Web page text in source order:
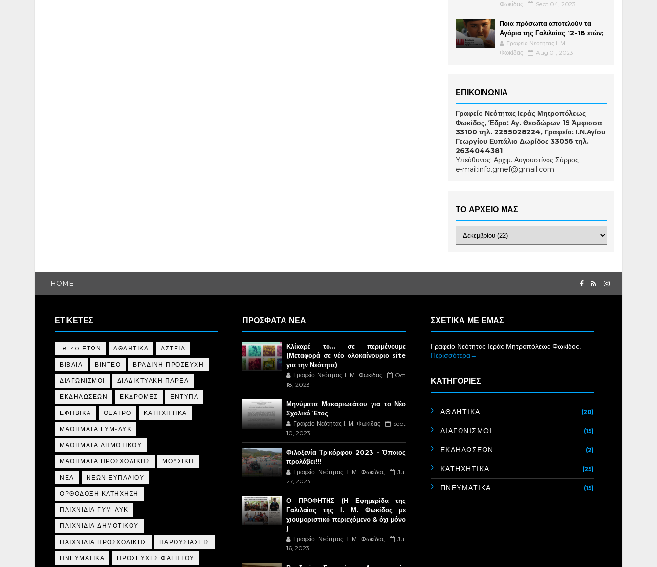
Φωκίδας
Sept 04, 2023
Ποια πρόσωπα αποτελούν τα
Αγόρια της Γαλιλαίας 12-18 ετών;
Γραφείο Νεότητας Ι. Μ.
Φωκίδας
Aug 01, 2023
ΕΠΙΚΟΙΝΩΝΙΑ
Γραφείο Νεότητας Ιεράς Μητροπόλεως
Φωκίδος, Έδρα: Αγ. Θεοδώρων 19 Άμφισσα
33100 τηλ. 2265028224, Γραφείο: Ι.Ν.Αγίου
Γεωργίου Ευπάλιο Δωρίδος 33056 τηλ.
2634044381
Υπεύθυνος: Αρχιμ. Αυγουστίνος Σύρρος
e-mail:info.grnef@gmail.com
ΤΟ ΑΡΧΕΙΟ ΜΑΣ
HOME
ΕΤΙΚΕΤΕΣ
18-40 ΕΤΩΝ ΑΘΛΗΤΙΚΑ ΑΣΤΕΙΑ
ΒΙΒΛΙΑ ΒΙΝΤΕΟ ΒΡΑΔΙΝΗ ΠΡΟΣΕΥΧΗ
ΔΙΑΓΩΝΙΣΜΟΙ ΔΙΑΔΙΚΤΥΑΚΗ ΠΑΡΕΑ
ΕΚΔΗΛΩΣΕΩΝ ΕΚΔΡΟΜΕΣ ΕΝΤΥΠΑ
ΕΦΗΒΙΚΑ ΘΕΑΤΡΟ ΚΑΤΗΧΗΤΙΚΑ
ΜΑΘΗΜΑΤΑ ΓΥΜ-ΛΥΚ
ΜΑΘΗΜΑΤΑ ΔΗΜΟΤΙΚΟΥ
ΜΑΘΗΜΑΤΑ ΠΡΟΣΧΟΛΙΚΗΣ ΜΟΥΣΙΚΗ
ΝΕΑ ΝΕΩΝ ΕΥΠΑΛΙΟΥ
ΟΡΘΟΔΟΞΗ ΚΑΤΗΧΗΣΗ
ΠΑΙΧΝΙΔΙΑ ΓΥΜ-ΛΥΚ
ΠΑΙΧΝΙΔΙΑ ΔΗΜΟΤΙΚΟΥ
ΠΑΙΧΝΙΔΙΑ ΠΡΟΣΧΟΛΙΚΗΣ ΠΑΡΟΥΣΙΑΣΕΙΣ
ΠΝΕΥΜΑΤΙΚΑ ΠΡΟΣΕΥΧΕΣ ΦΑΓΗΤΟΥ
ΠΡΟΣΦΑΤΑ ΝΕΑ
Κλίκαρέ το… σε περιμένουμε
(Μεταφορά σε νέο ολοκαίνουριο site
για την Νεότητα)
Γραφείο Νεότητας Ι. Μ. Φωκίδας
Oct
18, 2023
Μηνύματα Μακαριωτάτου για το Νέο
Σχολικό Έτος
Γραφείο Νεότητας Ι. Μ. Φωκίδας
Sept
10, 2023
Φιλοξενία Τρικόρφου 2023 - Όποιος
προλάβει!!!
Γραφείο Νεότητας Ι. Μ. Φωκίδας
Jul
27, 2023
Ο ΠΡΟΦΗΤΗΣ (Η Εφημερίδα της
Γαλιλαίας της Ι. Μ. Φωκίδος με
χιουμοριστικό περιεχόμενο & όχι μόνο
)
Γραφείο Νεότητας Ι. Μ. Φωκίδας
Jul
16, 2023
ΣΧΕΤΙΚΑ ΜΕ ΕΜΑΣ
Γραφείο Νεότητας Ιεράς Μητροπόλεως Φωκίδος,
Περισσότερα→
ΚΑΤΗΓΟΡΙΕΣ
ΑΘΛΗΤΙΚΑ (20)
ΔΙΑΓΩΝΙΣΜΟΙ (15)
ΕΚΔΗΛΩΣΕΩΝ (2)
ΚΑΤΗΧΗΤΙΚΑ (25)
ΠΝΕΥΜΑΤΙΚΑ (15)